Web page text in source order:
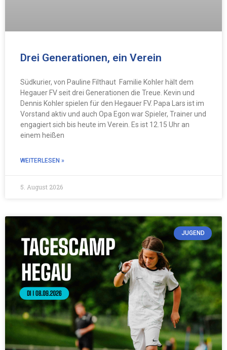
Drei Generationen, ein Verein
Südkurier, von Pauline Filthaut Familie Kohler hält dem
Hegauer FV seit drei Generationen die Treue. Kevin und
Dennis Kohler spielen für den Hegauer FV. Papa Lars ist im
Vorstand aktiv und auch Opa Egon war Spieler, Trainer und
engagiert sich bis heute im Verein. Es ist 12.15 Uhr an
einem heißen
WEITERLESEN »
5. August 2026
JUGEND